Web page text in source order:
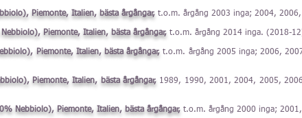
Piemonte, Italien, bästa årgångar, t.o.m. årgång 2003 inga; 2004,
Piemonte, Italien, bästa årgångar, t.o.m. årgång 2014 inga. (2018-
Piemonte, Italien, bästa årgångar, t.o.m. årgång 2005 inga; 2006,
Piemonte, Italien, bästa årgångar, 1989, 1990, 2001, 2004, 2005,
Nebbiolo), Piemonte, Italien, bästa årgångar, t.o.m. årgång 2000 inga;